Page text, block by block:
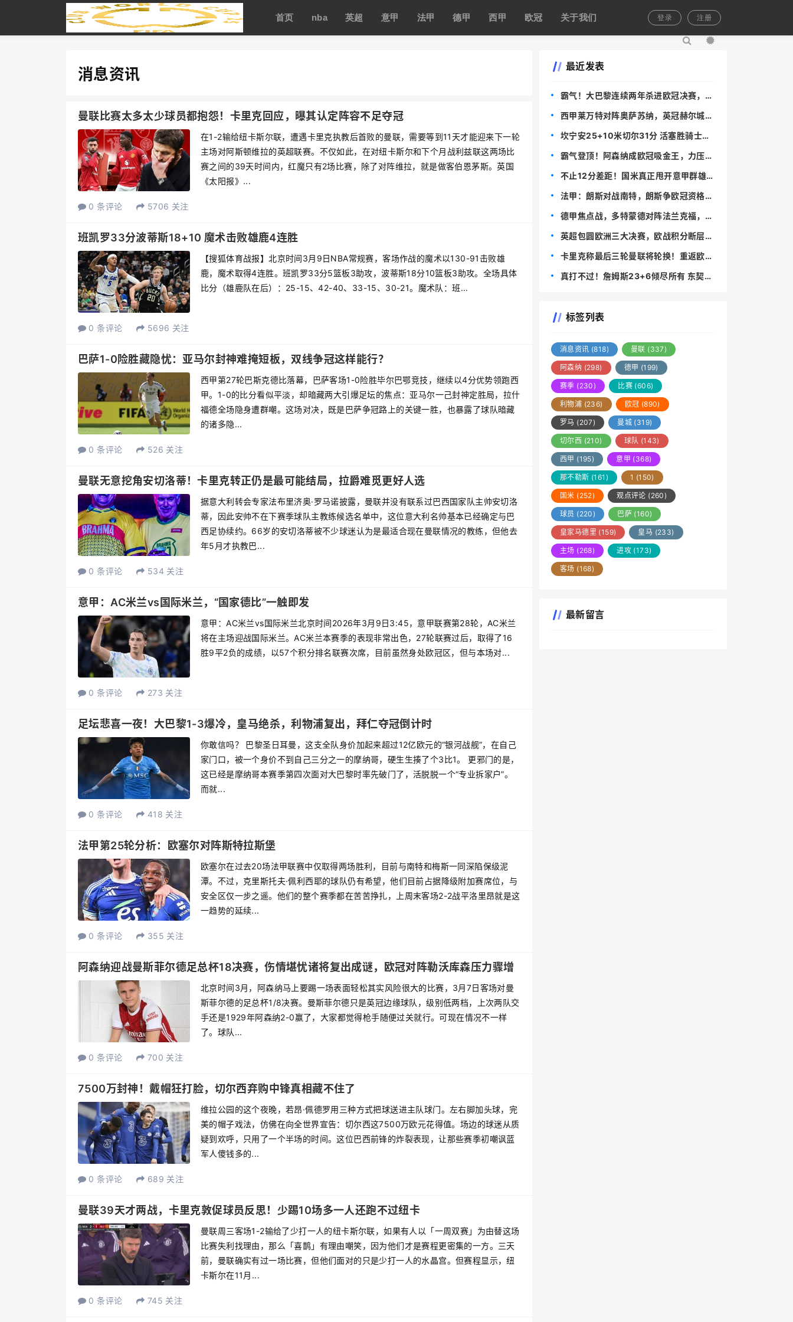
首页 nba 英超 意甲 法甲 德甲 西甲 欧冠 关于我们 登录 注册
消息资讯
曼联比赛太多太少球员都抱怨！卡里克回应，曝其认定阵容不足夺冠
在1-2输给纽卡斯尔联，遭遇卡里克执教后首败的曼联，需要等到11天才能迎来下一轮
主场对阿斯顿维拉的英超联赛。不仅如此，在对纽卡斯尔和下个月战利兹联这两场比
赛之间的39天时间内，红魔只有2场比赛，除了对阵维拉，就是做客伯恩茅斯。英国
《太阳报》...
0 条评论 5706 关注
班凯罗33分波蒂斯18+10 魔术击败雄鹿4连胜
【搜狐体育战报】北京时间3月9日NBA常规赛，客场作战的魔术以130-91击败雄
鹿，魔术取得4连胜。班凯罗33分5篮板3助攻，波蒂斯18分10篮板3助攻。全场具体
比分（雄鹿队在后）：25-15、42-40、33-15、30-21。魔术队：班...
0 条评论 5696 关注
巴萨1-0险胜藏隐忧：亚马尔封神难掩短板，双线争冠这样能行？
西甲第27轮巴斯克德比落幕，巴萨客场1-0险胜毕尔巴鄂竞技，继续以4分优势领跑西
甲。1-0的比分看似平淡，却暗藏两大引爆足坛的焦点：亚马尔一己封神定胜局，拉什
福德全场隐身遭群嘲。这场对决，既是巴萨争冠路上的关键一胜，也暴露了球队暗藏
的诸多隐...
0 条评论 526 关注
曼联无意挖角安切洛蒂！卡里克转正仍是最可能结局，拉爵难觅更好人选
据意大利转会专家法布里济奥·罗马诺披露，曼联并没有联系过巴西国家队主帅安切洛
蒂，因此安帅不在下赛季球队主教练候选名单中，这位意大利名帅基本已经确定与巴
西足协续约。66岁的安切洛蒂被不少球迷认为是最适合现在曼联情况的教练，但他去
年5月才执教巴...
0 条评论 534 关注
意甲：AC米兰vs国际米兰，“国家德比”一触即发
意甲：AC米兰vs国际米兰北京时间2026年3月9日3:45，意甲联赛第28轮，AC米兰
将在主场迎战国际米兰。AC米兰本赛季的表现非常出色，27轮联赛过后，取得了16
胜9平2负的成绩，以57个积分排名联赛次席，目前虽然身处欧冠区，但与本场对...
0 条评论 273 关注
足坛悲喜一夜！大巴黎1-3爆冷，皇马绝杀，利物浦复出，拜仁夺冠倒计时
你敢信吗？ 巴黎圣日耳曼，这支全队身价加起来超过12亿欧元的“银河战舰”，在自己
家门口，被一个身价不到自己三分之一的摩纳哥，硬生生揍了个3比1。 更邪门的是，
这已经是摩纳哥本赛季第四次面对大巴黎时率先破门了，活脱脱一个“专业拆家户”。
而就...
0 条评论 418 关注
法甲第25轮分析：欧塞尔对阵斯特拉斯堡
欧塞尔在过去20场法甲联赛中仅取得两场胜利，目前与南特和梅斯一同深陷保级泥
潭。不过，克里斯托夫·佩利西耶的球队仍有希望，他们目前占据降级附加赛席位，与
安全区仅一步之遥。他们的整个赛季都在苦苦挣扎，上周末客场2-2战平洛里昂就是这
一趋势的延续...
0 条评论 355 关注
阿森纳迎战曼斯菲尔德足总杯18决赛，伤情堪忧诸将复出成谜，欧冠对阵勒沃库森压力骤增
北京时间3月，阿森纳马上要踢一场表面轻松其实风险很大的比赛，3月7日客场对曼
斯菲尔德的足总杯1/8决赛。曼斯菲尔德只是英冠边缘球队，级别低两档，上次两队交
手还是1929年阿森纳2-0赢了，大家都觉得枪手随便过关就行。可现在情况不一样
了。球队...
0 条评论 700 关注
7500万封神！戴帽狂打脸，切尔西弃购中锋真相藏不住了
维拉公园的这个夜晚，若昂·佩德罗用三种方式把球送进主队球门。左右脚加头球，完
美的帽子戏法，仿佛在向全世界宣告：切尔西这7500万欧元花得值。场边的球迷从质
疑到欢呼，只用了一个半场的时间。这位巴西前锋的炸裂表现，让那些赛季初嘲讽蓝
军人傻钱多的...
0 条评论 689 关注
曼联39天才两战，卡里克敦促球员反思！少踢10场多一人还跑不过纽卡
曼联周三客场1-2输给了少打一人的纽卡斯尔联，如果有人以「一周双赛」为由替这场
比赛失利找理由，那么「喜鹊」有理由嘲笑，因为他们才是赛程更密集的一方。三天
前，曼联确实有过一场比赛，但他们面对的只是少打一人的水晶宫。但赛程显示，纽
卡斯尔在11月...
0 条评论 745 关注
最近发表
霸气！大巴黎连续两年杀进欧冠决赛，王
西甲莱万特对阵奥萨苏纳，英冠赫尔城迎
坎宁安25+10米切尔31分 活塞胜骑士总
霸气登顶！阿森纳成欧冠吸金王，力压拜
不止12分差距！国米真正甩开意甲群雄，
法甲：朗斯对战南特，朗斯争欧冠资格，
德甲焦点战，多特蒙德对阵法兰克福，深
英超包圆欧洲三大决赛，欧战积分断层第
卡里克称最后三轮曼联将轮换！重返欧冠
真打不过！詹姆斯23+6倾尽所有 东契奇
标签列表
消息资讯 (818) 曼联 (337)
阿森纳 (298) 德甲 (199)
赛季 (230) 比赛 (606)
利物浦 (236) 欧冠 (890)
罗马 (207) 曼城 (319)
切尔西 (210) 球队 (143)
西甲 (195) 意甲 (368)
那不勒斯 (161) 1 (150)
国米 (252) 观点评论 (260)
球员 (220) 巴萨 (160)
皇家马德里 (159) 皇马 (233)
主场 (268) 进攻 (173)
客场 (168)
最新留言